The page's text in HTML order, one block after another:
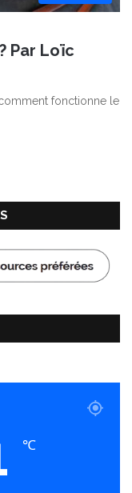
Par Loïc
fonctionne le
℃